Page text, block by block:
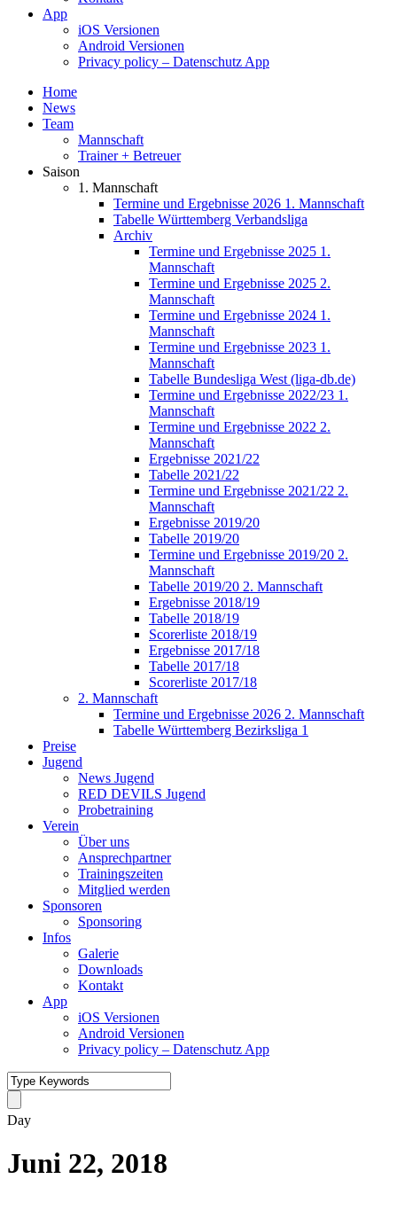
App
iOS Versionen
Android Versionen
Privacy policy – Datenschutz App
Home
News
Team
Mannschaft
Trainer + Betreuer
Saison
1. Mannschaft
Termine und Ergebnisse 2026 1. Mannschaft
Tabelle Württemberg Verbandsliga
Archiv
Termine und Ergebnisse 2025 1.
Mannschaft
Termine und Ergebnisse 2025 2.
Mannschaft
Termine und Ergebnisse 2024 1.
Mannschaft
Termine und Ergebnisse 2023 1.
Mannschaft
Tabelle Bundesliga West (liga-db.de)
Termine und Ergebnisse 2022/23 1.
Mannschaft
Termine und Ergebnisse 2022 2.
Mannschaft
Ergebnisse 2021/22
Tabelle 2021/22
Termine und Ergebnisse 2021/22 2.
Mannschaft
Ergebnisse 2019/20
Tabelle 2019/20
Termine und Ergebnisse 2019/20 2.
Mannschaft
Tabelle 2019/20 2. Mannschaft
Ergebnisse 2018/19
Tabelle 2018/19
Scorerliste 2018/19
Ergebnisse 2017/18
Tabelle 2017/18
Scorerliste 2017/18
2. Mannschaft
Termine und Ergebnisse 2026 2. Mannschaft
Tabelle Württemberg Bezirksliga 1
Preise
Jugend
News Jugend
RED DEVILS Jugend
Probetraining
Verein
Über uns
Ansprechpartner
Trainingszeiten
Mitglied werden
Sponsoren
Sponsoring
Infos
Galerie
Downloads
Kontakt
App
iOS Versionen
Android Versionen
Privacy policy – Datenschutz App
Day
Juni 22, 2018